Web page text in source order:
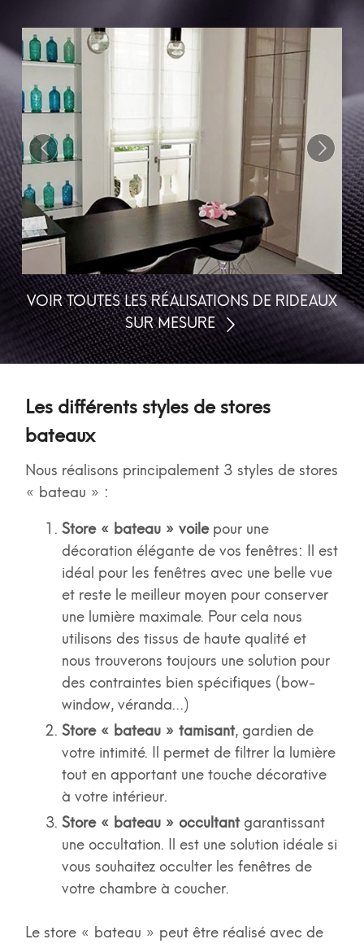
VOIR TOUTES LES RÉALISATIONS DE RIDEAUX
SUR MESURE
Les différents styles de stores
bateaux
Nous réalisons principalement 3 styles de stores
« bateau » :
Store « bateau » voilepour une
décoration élégante de vos fenêtres: Il est
idéal pour les fenêtres avec une belle vue
et reste le meilleur moyen pour conserver
une lumière maximale. Pour cela nous
utilisons des tissus de haute qualité et
nous trouverons toujours une solution pour
des contraintes bien spécifiques (bow-
window, véranda…)
Store « bateau » tamisant, gardien de
votre intimité. Il permet de filtrer la lumière
tout en apportant une touche décorative
à votre intérieur.
Store « bateau » occultantgarantissant
une occultation. Il est une solution idéale si
vous souhaitez occulter les fenêtres de
votre chambre à coucher.
Le store « bateau » peut être réalisé avec de